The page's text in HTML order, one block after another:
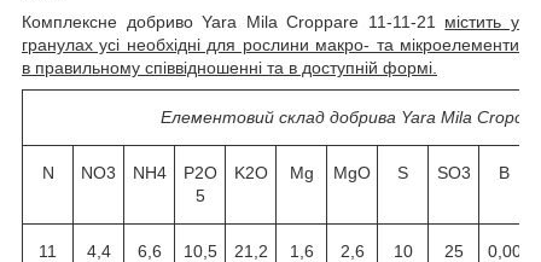
Комплексне добриво Yara Mila Croppare 11-11-21 містить у
гранулах усі необхідні для рослини макро- та мікроелементи
в правильному співвідношенні та в доступній формі.
Елементовий склад добрива Yara Mila
N NO3 NH4
P2O
5
K2O Mg MgO S SO3 B
11 4,4 6,6 10,5 21,2 1,6 2,6 10 25
0,00